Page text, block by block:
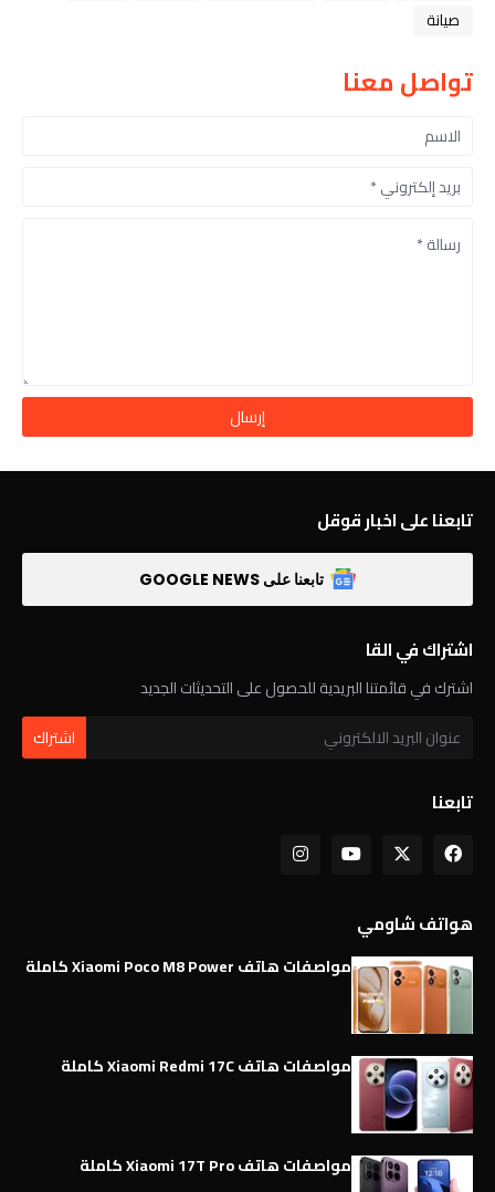
صيانة
تواصل معنا
تابعنا على اخبار قوقل
تابعنا على GOOGLE NEWS
اشتراك في القا
اشترك في قائمتنا البريدية للحصول على التحديثات الجديد
تابعنا
هواتف شاومي
مواصفات هاتف Xiaomi Poco M8 Power كاملة
مواصفات هاتف Xiaomi Redmi 17C كاملة
مواصفات هاتف Xiaomi 17T Pro كاملة